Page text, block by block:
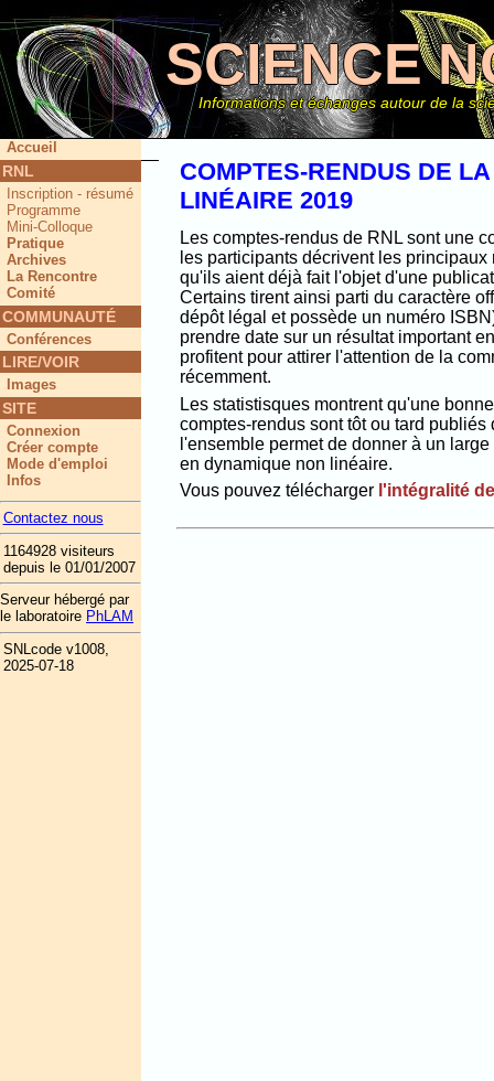
SCIENCE
Informations et échanges autour de la
COMPTES-RENDUS DE
LINÉAIRE 2019
Les comptes-rendus de RNL sont une
les participants décrivent les
qu'ils aient déjà fait l'objet d'une
Certains tirent ainsi parti du caractère
dépôt légal et possède un numéro
prendre date sur un résultat important
profitent pour attirer l'attention de la
récemment.
Les statistisques montrent qu'une
comptes-rendus sont tôt ou tard
l'ensemble permet de donner à un
en dynamique non linéaire.
Vous pouvez télécharger l'intégralité
Accueil
RNL
Inscription - résumé
Programme
Mini-Colloque
Pratique
Archives
La Rencontre
Comité
COMMUNAUTÉ
Conférences
LIRE/VOIR
Images
SITE
Connexion
Créer compte
Mode d'emploi
Infos
Contactez nous
1164928 visiteurs
depuis le 01/01/2007
Serveur hébergé par
le laboratoire PhLAM
SNLcode v1008,
2025-07-18
Ce site